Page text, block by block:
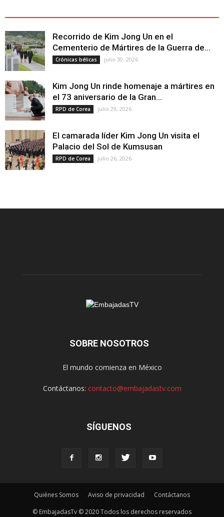
Recorrido de Kim Jong Un en el
Cementerio de Mártires de la Guerra de...
Crónicas bélicas julio 30, 2026
Kim Jong Un rinde homenaje a mártires en
el 73 aniversario de la Gran...
RPD de Corea julio 29, 2026
El camarada líder Kim Jong Un visita el
Palacio del Sol de Kumsusan
RPD de Corea julio 26, 2026
SOBRE NOSOTROS
El mundo comienza en México
Contáctanos: contacto@embajadastv.com
SÍGUENOS
Quiénes Somos Aviso de privacidad
Contáctanos
© EmbajadasTv © 2020 Todos los derechos reservados